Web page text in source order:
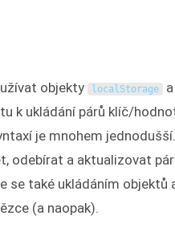
objekty localStorage a
k ukládání párů klíč/
je mnohem jednodušší.
odebírat a aktualizovat
se také ukládáním objektů
(a naopak).